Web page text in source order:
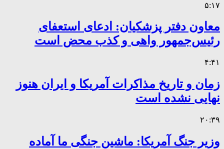
۵:۱۷
معاون دفتر پزشکیان: ادعای استعفای
رئیس‌جمهور واهی و کذب محض است
۴:۴۱
زمان و تاریخ مذاکرات آمریکا و ایران هنوز
نهایی نشده است
۲۰:۳۹
وزیر جنگ آمریکا: ماشین جنگی ما آماده